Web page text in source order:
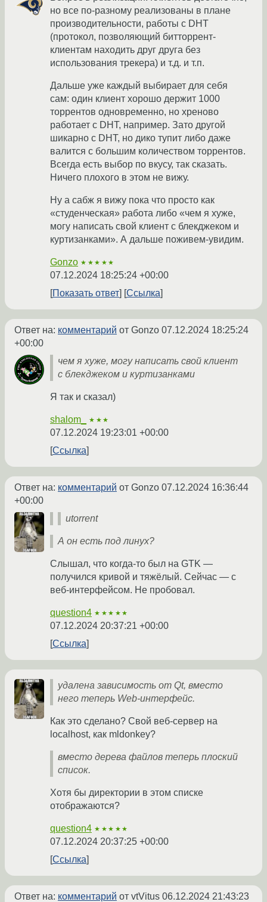
но все по-разному реализованы в плане
производительности, работы с DHT
(протокол, позволяющий битторрент-
клиентам находить друг друга без
использования трекера) и т.д. и т.п.
Дальше уже каждый выбирает для себя
сам: один клиент хорошо держит 1000
торрентов одновременно, но хреново
работает с DHT, например. Зато другой
шикарно с DHT, но дико тупит либо даже
валится с большим количеством торрентов.
Всегда есть выбор по вкусу, так сказать.
Ничего плохого в этом не вижу.
Ну а сабж я вижу пока что просто как
«студенческая» работа либо «чем я хуже,
могу написать свой клиент с блекджеком и
куртизанками». А дальше поживем-увидим.
Gonzo ★★★★★
07.12.2024 18:25:24 +00:00
Показать ответ
Ссылка
Ответ на: комментарий от Gonzo 07.12.2024 18:25:24
+00:00
чем я хуже, могу написать свой клиент
с блекджеком и куртизанками
Я так и сказал)
shalom_ ★★★
07.12.2024 19:23:01 +00:00
Ссылка
Ответ на: комментарий от Gonzo 07.12.2024 16:36:44
+00:00
utorrent
А он есть под линух?
Слышал, что когда-то был на GTK —
получился кривой и тяжёлый. Сейчас — с
веб-интерфейсом. Не пробовал.
question4 ★★★★★
07.12.2024 20:37:21 +00:00
Ссылка
удалена зависимость от Qt, вместо
него теперь Web-интерфейс.
Как это сделано? Свой веб-сервер на
localhost, как mldonkey?
вместо дерева файлов теперь плоский
список.
Хотя бы директории в этом списке
отображаются?
question4 ★★★★★
07.12.2024 20:37:25 +00:00
Ссылка
Ответ на: комментарий от vtVitus 06.12.2024 21:43:23